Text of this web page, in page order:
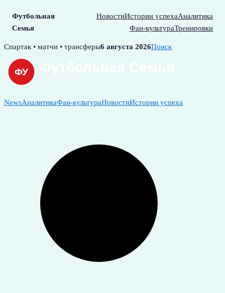
Футбольная
Семья
НовостиИстории успехаАналитика
Фан-культураТренировки
Skip
content
Спартак • матчи • трансферы6 августа 2026Поиск
NewsАналитикаФан-культураНовостиИстории успеха